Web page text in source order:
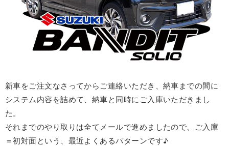
新車をご注文なさってからご連絡いただき、納車までの間に
システム内容を詰めて、納車と同時にご入庫いただきまし
た。
それまでのやり取りは全てメールで進めましたので、ご入庫
＝初対面という、最近よくあるパターンです♪